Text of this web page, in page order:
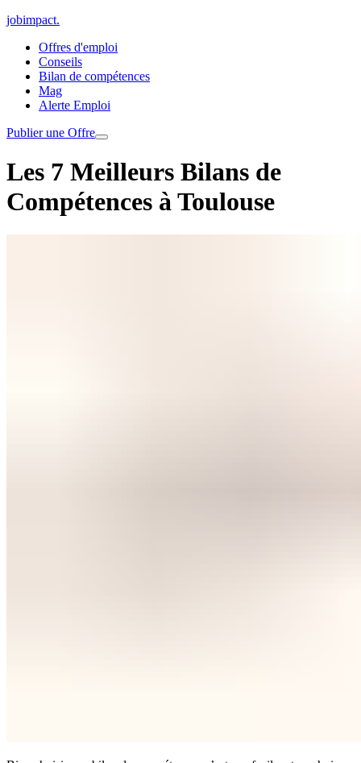
jobimpact.
Offres d'emploi
Conseils
Bilan de compétences
Mag
Alerte Emploi
Publier une Offre
Les 7 Meilleurs Bilans de
Compétences à Toulouse